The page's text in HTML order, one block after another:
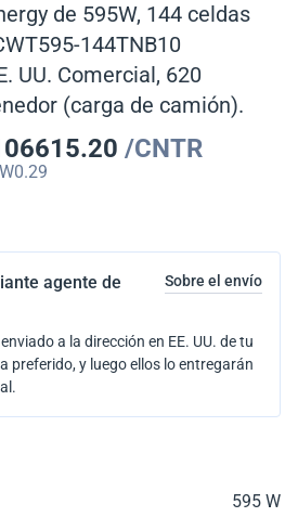
de 595W, 144 celdas
144TNB10
UU. Comercial, 620
(carga de camión).
/CNTR
0.29
agente de
Sobre el envío
a la dirección en EE. UU. de tu
preferido, y luego ellos lo entregarán
595 W